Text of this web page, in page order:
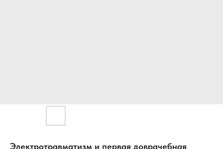
Электротравматизм и первая доврачебная